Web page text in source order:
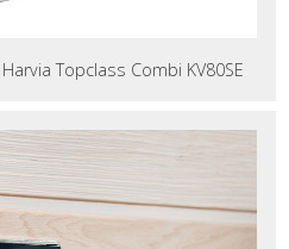
Topclass Combi KV80SE